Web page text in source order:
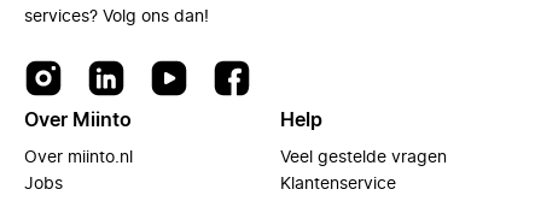
services? Volg ons dan!
Over Miinto
Over miinto.nl
Jobs
Help
Veel gestelde vragen
Klantenservice